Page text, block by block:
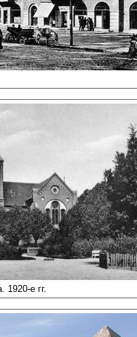
1920-е гг.